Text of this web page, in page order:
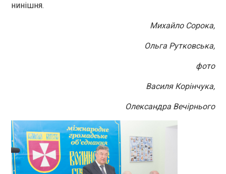
нинішня.
Михайло Сорока,
Ольга Рутковська,
фото
Василя Корінчука,
Олександра Вечірнього